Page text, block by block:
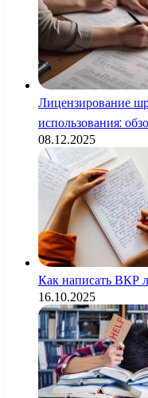
Лицензирование
использования:
08.12.2025
Как написать ВКР
16.10.2025